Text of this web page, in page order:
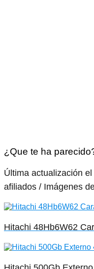
¿Que te ha
Última actualización
afiliados / Imágenes
Hitachi 48Hb6W62